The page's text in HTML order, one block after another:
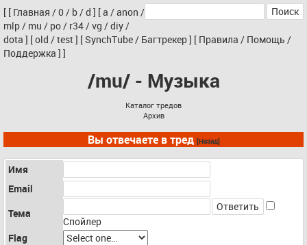
[ [ Главная /0 / b/d ] [a /anon /
mlp/ mu / po/ r34/vg /diy/
dota ] [old /test] [SynchTube/ Багтрекер] [ Правила / Помощь /
Поддержка ] ]
/mu/ - Музыка
Каталог тредов
Архив
Вы отвечаете в тред [Назад]
Имя
Email
Тема
Спойлер
Flag